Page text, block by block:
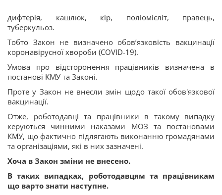
дифтерія, кашлюк, кір, поліомієліт, правець,
туберкульоз.
Тобто Закон не визначено обов’язковість вакцинації
коронавірусної хвороби (COVID-19).
Умова про відсторонення працівників визначена в
постанові КМУ та Законі.
Проте у Закон не внесли змін щодо такої обов'язкової
вакцинації.
Отже, роботодавці та працівники в такому випадку
керуються чинними наказами МОЗ та постановами
КМУ, що фактично підлягають виконанню громадянами
та організаціями, які в них зазначені.
Хоча в Закон зміни не внесено.
В таких випадках, роботодавцям та працівникам
що варто знати наступне.